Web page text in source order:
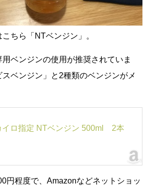
ちら「 NTベンジン」。
ベンジンの使用が推奨されていま
ベンジン」と 2種類のベンジンがメ
イロ指定 NTベンジン 500ml 2本
円程度で、Amazonなどネットショッ